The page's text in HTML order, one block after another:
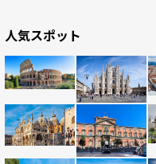
人気スポット